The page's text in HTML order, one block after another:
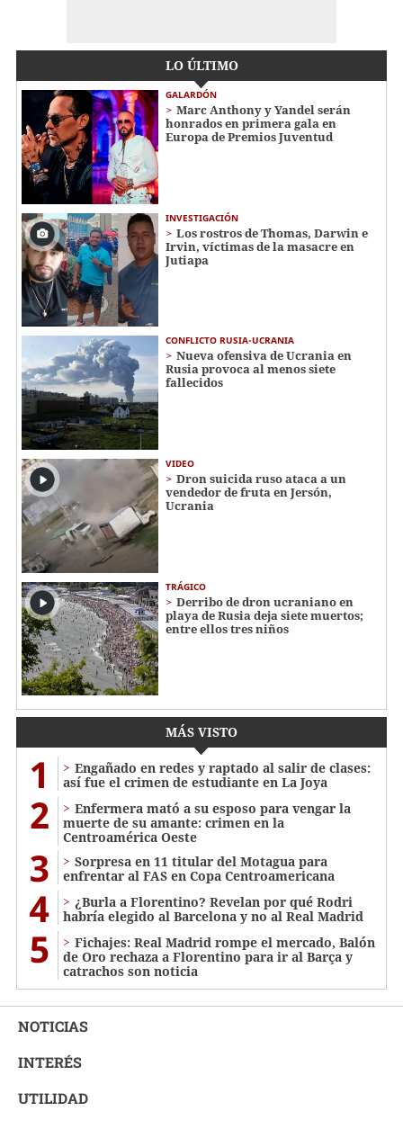
LO ÚLTIMO
GALARDÓN
Marc Anthony y Yandel serán
honrados en primera gala en
Europa de Premios Juventud
INVESTIGACIÓN
Los rostros de Thomas, Darwin e
Irvin, víctimas de la masacre en
Jutiapa
CONFLICTO RUSIA-UCRANIA
Nueva ofensiva de Ucrania en
Rusia provoca al menos siete
fallecidos
VIDEO
Dron suicida ruso ataca a un
vendedor de fruta en Jersón,
Ucrania
TRÁGICO
Derribo de dron ucraniano en
playa de Rusia deja siete muertos;
entre ellos tres niños
MÁS VISTO
1
Engañado en redes y raptado al salir de clases:
así fue el crimen de estudiante en La Joya
2
Enfermera mató a su esposo para vengar la
muerte de su amante: crimen en la
Centroamérica Oeste
3
Sorpresa en 11 titular del Motagua para
enfrentar al FAS en Copa Centroamericana
4
¿Burla a Florentino? Revelan por qué Rodri
habría elegido al Barcelona y no al Real Madrid
5
Fichajes: Real Madrid rompe el mercado, Balón
de Oro rechaza a Florentino para ir al Barça y
catrachos son noticia
NOTICIAS
INTERÉS
UTILIDAD